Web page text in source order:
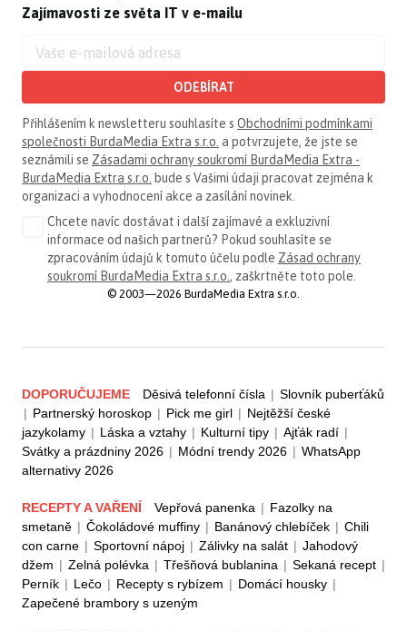
Zajímavosti ze světa IT v e-mailu
ODEBÍRAT
Přihlášením k newsletteru souhlasíte s Obchodními podmínkami
společnosti BurdaMedia Extra s.r.o. a potvrzujete, že jste se
seznámili se Zásadami ochrany soukromí BurdaMedia Extra -
BurdaMedia Extra s.r.o. bude s Vašimi údaji pracovat zejména k
organizaci a vyhodnocení akce a zasílání novinek.
Chcete navíc dostávat i další zajímavé a exkluzivní
informace od našich partnerů? Pokud souhlasíte se
zpracováním údajů k tomuto účelu podle Zásad ochrany
soukromí BurdaMedia Extra s.r.o. , zaškrtněte toto pole.
© 2003—2026 BurdaMedia Extra s.r.o.
DOPORUČUJEME Děsivá telefonní čísla | Slovník puberťáků
| Partnerský horoskop | Pick me girl | Nejtěžší české
jazykolamy | Láska a vztahy | Kulturní tipy | Ajťák radí |
Svátky a prázdniny 2026 | Módní trendy 2026 | WhatsApp
alternativy 2026
RECEPTY A VAŘENÍ Vepřová panenka | Fazolky na
smetaně | Čokoládové muffiny | Banánový chlebíček | Chili
con carne | Sportovní nápoj | Zálivky na salát | Jahodový
džem | Zelná polévka | Třešňová bublanina | Sekaná recept |
Perník | Lečo | Recepty s rybízem | Domácí housky |
Zapečené brambory s uzeným